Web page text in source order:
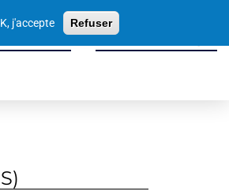
j'accepte Refuser
& Loisirs Tissu Économique